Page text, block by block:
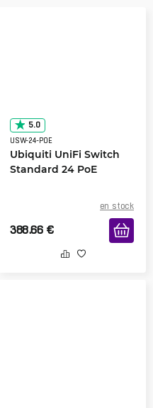
5.0
USW-24-POE
Ubiquiti UniFi Switch
Standard 24 PoE
en stock
388.66 €